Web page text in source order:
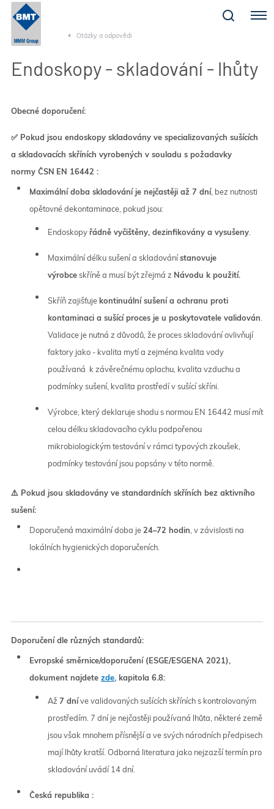
Menu
Otázky a odpovědi
Endoskopy - skladování - lhůty
Obecné doporučení:
✅ Pokud jsou endoskopy skladovány ve specializovaných sušících
a skladovacích skříních vyrobených v souladu s požadavky
normy ČSN EN 16442 :
Maximální doba skladování je nejčastěji až 7 dní, bez nutnosti
opětovné dekontaminace, pokud jsou:
Endoskopyřádně vyčištěny, dezinfikovány a vysušeny.
Maximální délku sušení a skladovánístanovuje
výrobceskříně a musí být zřejmá z Návodu k použití.
Skříň zajišťuje kontinuální sušení a ochranu proti
kontaminaci a sušící proces je u poskytovatele validován
Validace je nutná z důvodů, že proces skladování ovlivňují
faktory jako - kvalita mytí a zejména kvalita vody
používaná k závěrečnému oplachu, kvalita vzduchu a
podmínky sušení, kvalita prostředí v sušící skříni.
Výrobce, který deklaruje shodu s normou EN 16442 musí mít
celou délku skladovacího cyklu podpořenou
mikrobiologickým testování v rámci typových zkoušek,
podmínky testování jsou popsány v této normě.
⚠️ Pokud jsou skladovány ve standardních skříních bez aktivního
sušení:
Doporučená maximální doba je24–72 hodin , v závislosti na
lokálních hygienických doporučeních.
Doporučení dle různých standardů:
Evropské směrnice/doporučení (ESGE/ESGENA 2021),
dokument najdete zde, kapitola 6.8:
Až 7 dníve validovaných sušících skříních s kontrolovaným
prostředím. 7 dní je nejčastěji používaná lhůta, některé země
jsou však mnohem přísnější a ve svých národních předpisech
mají lhůty kratší. Odborná literatura jako nejzazší termín pro
skladování uvádí 14 dní.
Česká republika :